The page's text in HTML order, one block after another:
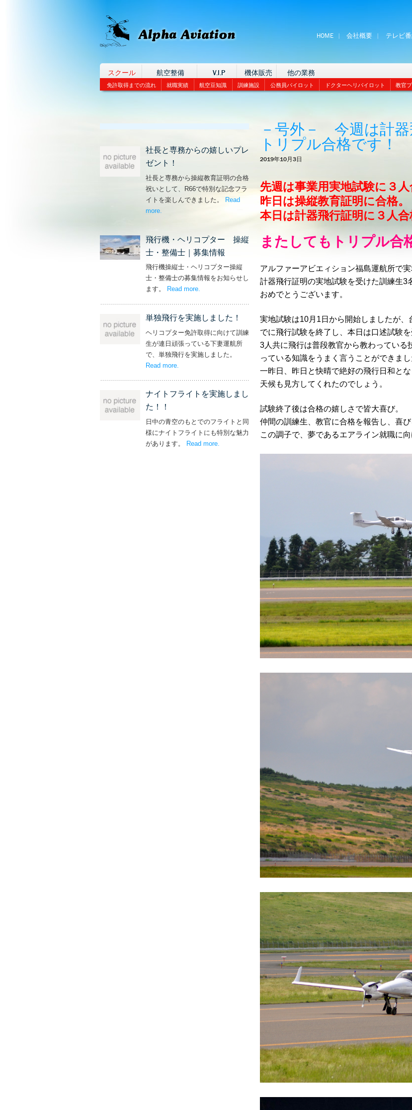
HOME 会社概要 テレビ番
スクール 航空整備 V.I.P 機体販売 他の業務
免許取得までの流れ 就職実績 航空豆知識 訓練施設 公務員パイロット ドクターヘリパイロット 教官
－号外－ 今週は計器
トリプル合格です！
2019年10月3日
先週は事業用実地試験に３人
昨日は操縦教育証明に合格。
本日は計器飛行証明に３人合
またしてもトリプル合
アルファーアビエィション福島運航所で実
計器飛行証明の実地試験を受けた訓練生3
おめでとうございます。
実地試験は10月1日から開始しましたが
でに飛行試験を終了し、本日は口述試験を
3人共に飛行は普段教官から教わってい
っている知識をうまく言うことができまし
一昨日、昨日と快晴で絶好の飛行日和と
天候も見方してくれたのでしょう。
試験終了後は合格の嬉しさで皆大喜び。
仲間の訓練生、教官に合格を報告し、喜び
この調子で、夢であるエアライン就職に
社長と専務からの嬉しいプレ
ゼント！
社長と専務から操縦教育証明の合格
祝いとして、R66で特別な記念フラ
イトを楽しんできました。
Read
more – ‘社長と専務からの嬉しいプレゼント！’
飛行機・ヘリコプター 操縦
士・整備士｜募集情報
飛行機操縦士・ヘリコプター操縦
士・整備士の募集情報をお知らせし
ます。
Read more– ‘飛行機・ヘリコプター 操縦士・整備士｜募集情報’
.
単独飛行を実施しました！
ヘリコプター免許取得に向けて訓練
生が連日頑張っている下妻運航所
で、単独飛行を実施しました。
Read more
ナイトフライトを実施しまし
た！！
日中の青空のもとでのフライトと同
様にナイトフライトにも特別な魅力
があります。
Read more– ‘ナイトフライトを実施しました！！’
.